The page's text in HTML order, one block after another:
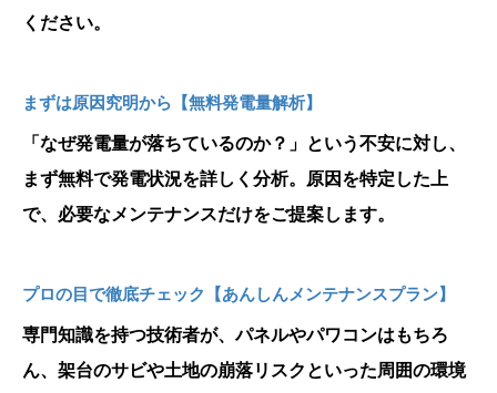
ください。
まずは原因究明から【無料発電量解析】
「なぜ発電量が落ちているのか？」という不安に対し、
まず無料で発電状況を詳しく分析。原因を特定した上
で、必要なメンテナンスだけをご提案します。
プロの目で徹底チェック【あんしんメンテナンスプラン】
専門知識を持つ技術者が、パネルやパワコンはもちろ
ん、架台のサビや土地の崩落リスクといった周囲の環境